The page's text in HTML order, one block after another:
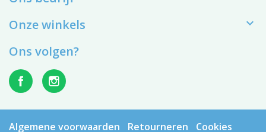
Onze winkels 
Ons volgen?
Algemene voorwaarden Retourneren
Cookies